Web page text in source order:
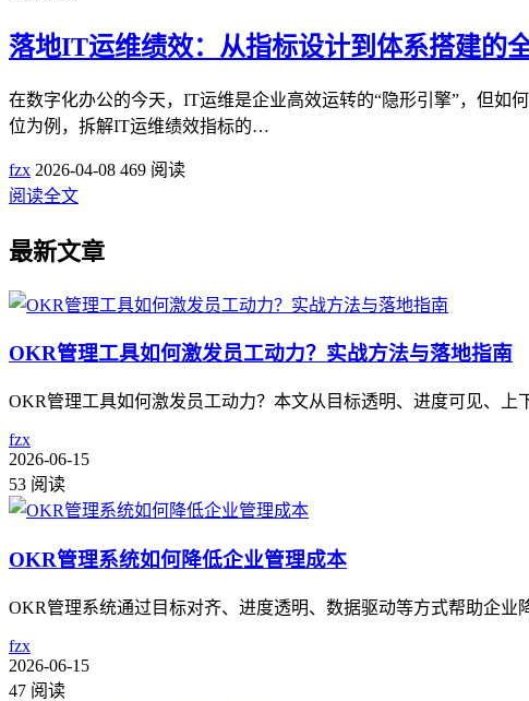
落地IT运维绩效：从指标设计到体系搭建的
在数字化办公的今天，IT运维是企业高效运转的“隐形引擎”，但如
位为例，拆解IT运维绩效指标的…
fzx 2026-04-08 469 阅读
阅读全文
最新文章
OKR管理工具如何激发员工动力？实战方法与落地指南
OKR管理工具如何激发员工动力？本文从目标透明、进度可见、
fzx
2026-06-15
53 阅读
OKR管理系统如何降低企业管理成本
OKR管理系统通过目标对齐、进度透明、数据驱动等方式帮助企
fzx
2026-06-15
47 阅读